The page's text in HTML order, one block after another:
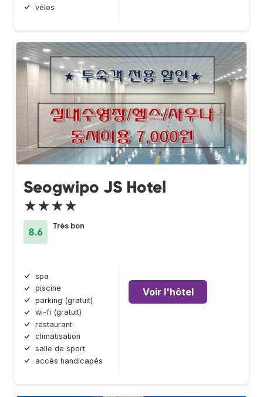
vélos
Seogwipo JS Hotel
★★★★
8.6
Très bon
spa
piscine
parking (gratuit)
wi-fi (gratuit)
restaurant
climatisation
salle de sport
accès handicapés
Voir l'hôtel